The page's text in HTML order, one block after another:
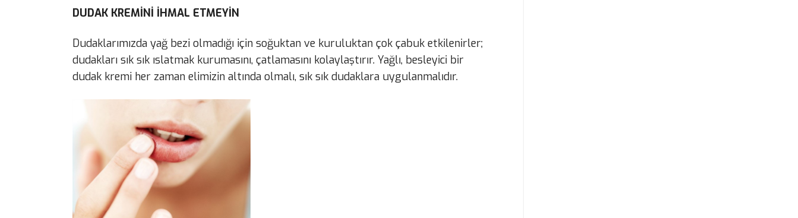
DUDAK KREMİNİ İHMAL ETMEYİN
Dudaklarımızda yağ bezi olmadığı için soğuktan ve kuruluktan çok çabuk etkilenirler;
dudakları sık sık ıslatmak kurumasını, çatlamasını kolaylaştırır. Yağlı, besleyici bir
dudak kremi her zaman elimizin altında olmalı, sık sık dudaklara uygulanmalıdır.